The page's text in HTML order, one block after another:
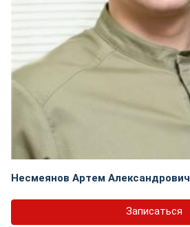
Несмеянов Артем Александрович
Записаться